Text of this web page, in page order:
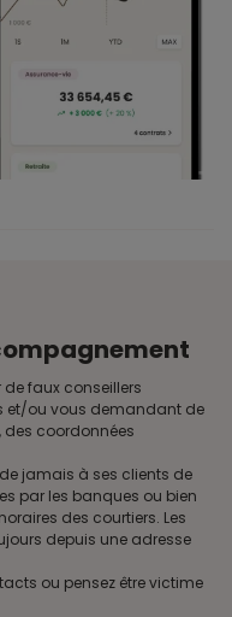
de faux conseillers
et/ou vous demandant de
coordonnées
jamais à ses clients de
par les banques ou bien
des courtiers. Les
depuis une adresse
ou pensez être victime